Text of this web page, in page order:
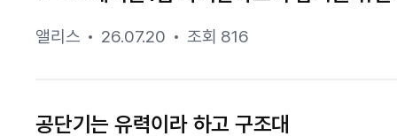
앨리스 26.07.20 조회 816
공단기는 유력이라 하고 구조대